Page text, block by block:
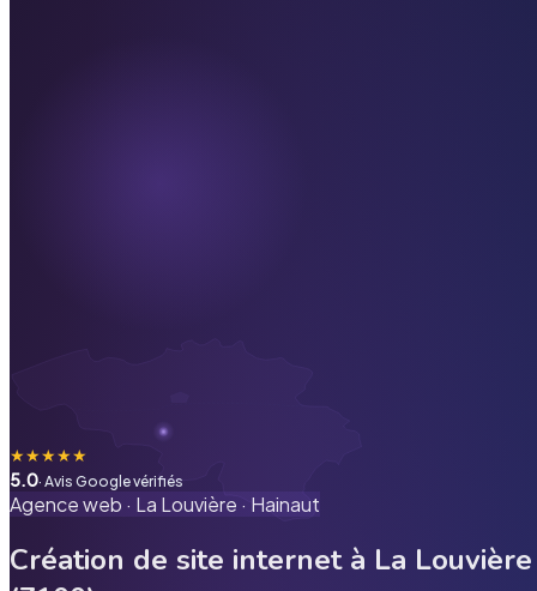
★★★★★
5.0· Avis Google vérifiés
Agence web · La Louvière · Hainaut
Création de site internet à La Louvière